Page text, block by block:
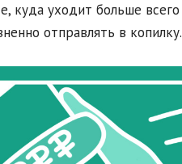
куда уходит больше
отправлять в копилку.